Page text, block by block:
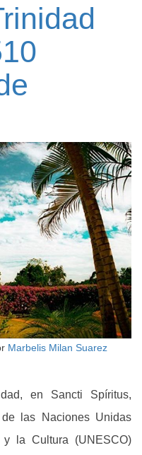
Marbelis Milan Suarez
en Sancti Spíritus,
las Naciones Unidas
la Cultura (UNESCO)